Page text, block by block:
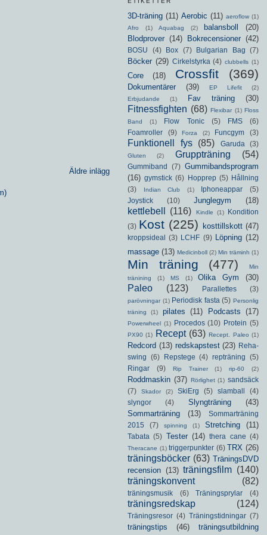
Äldre inlägg
3D-träning (11) Aerobic (11) aeroflow (1)
Afro
(1) Aquabag (2) balansboll
(20)
Blodprover (14) Bokrecensioner (42)
BOSU (4) Box (7) Bulgarian Bag (7)
Böcker (29) Cirkelstyrka (4) clubbells (1)
Core (18) Crossfit (369)
Dokumentärer (39) EP Lifefit
(2)
Erbjudande
(1) Fav träning (30)
Fitnessfighten (68) Flexibar (1) Floss
Band
(1) Flow Tonic (5) FMS
(6)
Foamroller
(9) Forza (2) Funcgym (3)
Funktionell fys (85) Garuda (3)
Gluten (2) Gruppträning (54)
Gummiband (7) Gummibandsprogram
(16) gymstick (6) Hopprep (5) Hållning
(3)
Indian Club (1) Iphoneappar
(5)
Joystick
(10) Junglegym (18)
kettlebell (116) Kindle (1)
Kondition
(3) Kost (225) kosttillskott (47)
kroppsideal (3) LCHF (9) Löpning (12)
massage (13) Medicinboll (2) Min träminh (1)
Min träning (477)
Min
tränining
(1) MS (1) Olika Gym (30)
Paleo (123) Parallettes (3)
parövningar (1) Periodisk fasta (5) Personlig
träning
(1) pilates (11) Podcasts (17)
Powerwheel (1) Procedos (10) Protein (5)
PX90 (1) Recept (63) Recept. Paleo (1)
Redcord (13) redskapstest (23) Reha-
swing
(6) Repstege (4) repträning
(5)
Ringar
(9) Rip Trainer (1) rip-60 (2)
Roddmaskin (37) Rörlighet (1) sandsäck
(7)
Skador (2) SkiErg (5) slamball
(4)
slyngor
(4) Slyngträning
(43)
Sommarträning
(13)
Sommarträning
2015
(7) spinning (1) Stretching (11)
Tabata (5) Tester (14) thera cane (4)
Theracane (1) triggerpunkter (6) TRX (26)
träningsböcker (63) TräningsDVD
recension (13) träningsfilm (140)
träningskonvent
(82)
träningsmusik (6) Träningsprylar (4)
träningsredskap (124)
Träningsresor (4) Träningstidningar (7)
träningstips (46)
träningsutbildning